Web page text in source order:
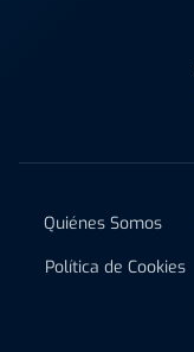
Quiénes Somos
Política de Cookies